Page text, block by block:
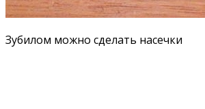
Зубилом можно сделать насечки